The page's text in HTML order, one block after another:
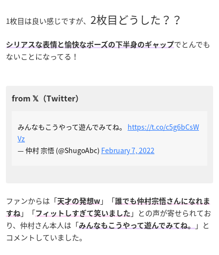
1枚目は良い感じですが、 2枚目どうした？？
シリアスな表情と愉快なポーズの下半身のギャップでとんでも
ないことになってる！
みんなもこうやって遊んでみてね。 https://t.co/c5g6bCsW
Vz
— 仲村 宗悟 (@ShugoAbc) February 7, 2022
ファンからは「天才の発想w 」「誰でも仲村宗悟さんになれま
すね 」「フィットしすぎて笑いました 」との声が寄せられてお
り、仲村さん本人は「みんなもこうやって遊んでみてね。
」と
コメントしていました。